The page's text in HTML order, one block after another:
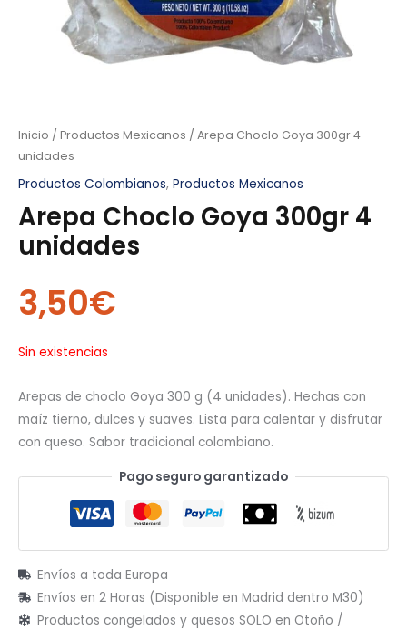
Inicio / Productos Mexicanos / Arepa Choclo Goya 300gr 4
unidades
Productos Colombianos, Productos Mexicanos
Arepa Choclo Goya 300gr 4
unidades
3,50€
Sin existencias
Arepas de choclo Goya 300 g (4 unidades). Hechas con
maíz tierno, dulces y suaves. Lista para calentar y disfrutar
con queso. Sabor tradicional colombiano.
Pago seguro garantizado
Envíos a toda Europa
Envíos en 2 Horas (Disponible en Madrid dentro M30)
Productos congelados y quesos SOLO en Otoño /